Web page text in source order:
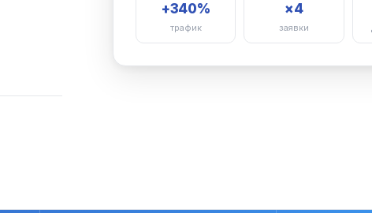
+340%
трафик
×4
заявки